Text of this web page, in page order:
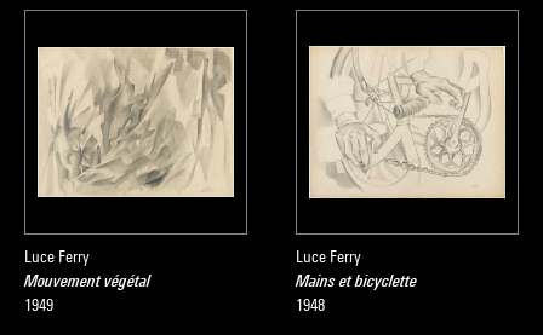
Luce Ferry
Mouvement végétal
1949
Luce Ferry
Mains et bicyclette
1948